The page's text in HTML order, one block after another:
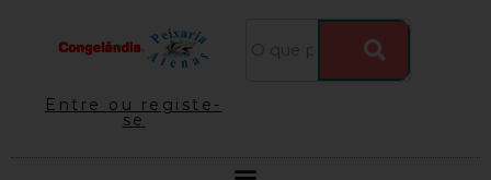
Entre ou registe-
se